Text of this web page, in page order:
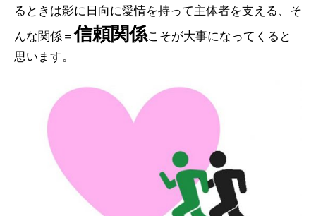
るときは影に日向に愛情を持って主体者を支える、そ
んな関係＝信頼関係こそが大事になってくると
思います。